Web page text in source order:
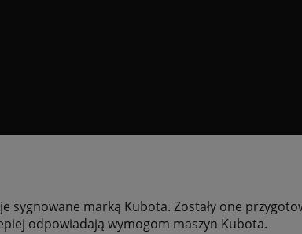
sygnowane marką Kubota. Zostały one
odpowiadają wymogom maszyn Kubota.